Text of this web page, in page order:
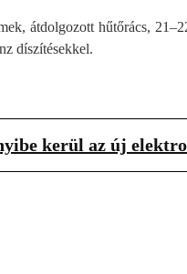
átdolgozott hűtőrács,
díszítésekkel.
kerül az új